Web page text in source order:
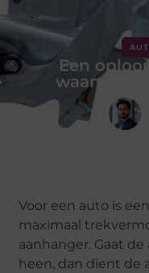
Een
waarvoor
Voor een auto is
maximaal
aanhanger. Gaat
heen, dan dient de